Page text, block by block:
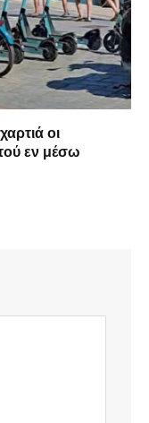
οι
εν μέσω